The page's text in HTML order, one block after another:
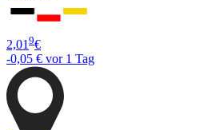
2,01 9€
-0,05 € vor 1 Tag